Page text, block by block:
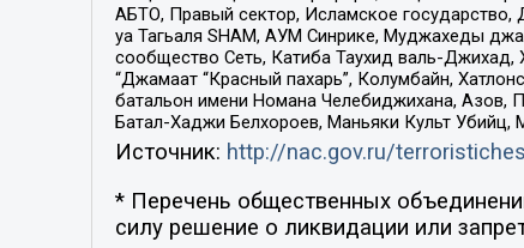
АБТО, Правый сектор, Исламское
уа Тагьаля SHAM, АУМ Синрике, Муджахеды
сообщество Сеть, Катиба Таухид валь-Джихад,
“Джамаат “Красный пахарь”, Колумбайн,
батальон имени Номана Челебиджихана, Азов,
Батал-Хаджи Белхороев, Маньяки Культ
Источник: http://nac.gov.ru/
* Перечень общественных
силу решение о ликвидации или